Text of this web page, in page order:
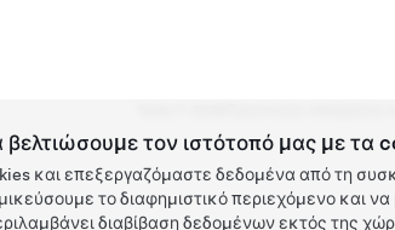
τον ιστότοπό μας με τα
και επεξεργαζόμαστε δεδομένα από τη
το διαφημιστικό περιεχόμενο και
διαβίβαση δεδομένων εκτός της